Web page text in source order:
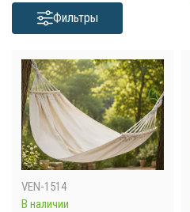
Фильтры
VEN-1514
В наличии